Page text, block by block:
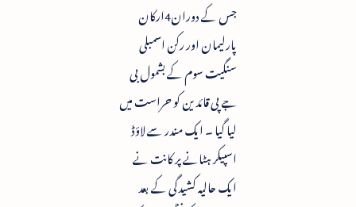
جس کے دوران4ارکان
پارلیمان اور رکن اسمبلی
سنگیت سوم کے بشمول بی
جے پی قائدین کو حراست میں
لیا گیا ۔ ایک مندر سے لاؤڈ
اسپیکر ہٹانے پر کانت نے
ایک حالیہ کشیدگی کے بعد